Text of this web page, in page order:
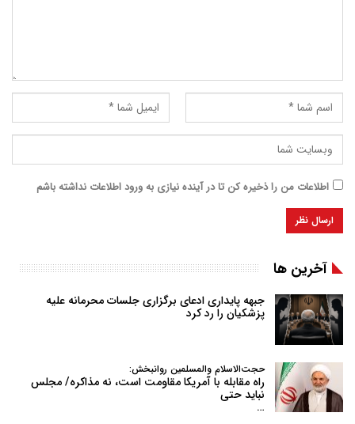
اطلاعات من را ذخیره کن تا در آینده نیازی به ورود اطلاعات نداشته باشم
آخرین ها
جبهه پایداری ادعای برگزاری جلسات محرمانه علیه
پزشکیان را رد کرد
حجت‌الاسلام والمسلمین روانبخش:
راه مقابله با آمریکا مقاومت است، نه مذاکره/ مجلس
نباید حتی
…